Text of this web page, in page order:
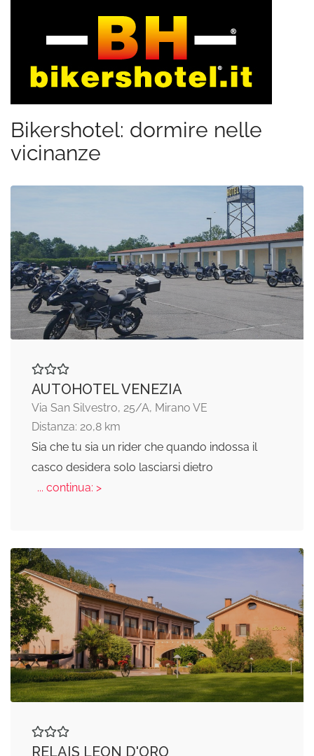
Bikershotel: dormire nelle
vicinanze
AUTOHOTEL VENEZIA
Via San Silvestro, 25/A, Mirano VE
Distanza: 20,8 km
Sia che tu sia un rider che quando indossa il
casco desidera solo lasciarsi dietro
... continua: >
RELAIS LEON D'ORO